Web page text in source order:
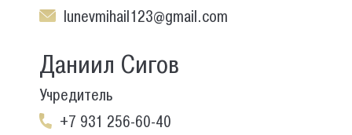
lunevmihail123@gmail.com
Даниил Сигов
Учредитель
+7 931 256-60-40